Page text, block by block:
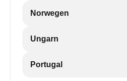
Norwegen
Ungarn
Portugal